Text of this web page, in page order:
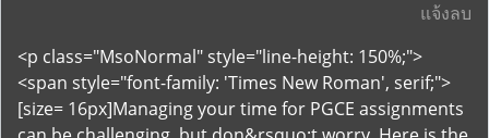
แจ้งลบ
<p class="MsoNormal" style="line-height: 150%;">
<span style="font-family: 'Times New Roman', serif;">
[size= 16px]Managing your time for PGCE assignments